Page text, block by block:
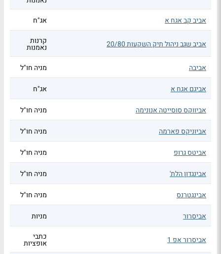
אביב קב אגח א
אג"ח
אביב שגב ניהול תיק השקעות 20/80 קרנות
נאמנות
אביבה
מניה חו"ל
אביגם אגח א אג"ח
אביווקס סוסייטה אנונימה מניה חו"ל
אביוניקס פארמה מניה חו"ל
אביטס גרופ מניה חו"ל
אבינגדון הלת' מניה חו"ל
אבינגטרנס מניה חו"ל
אביסרור מניות
אביסרור אפ 1 כתבי
אופציות